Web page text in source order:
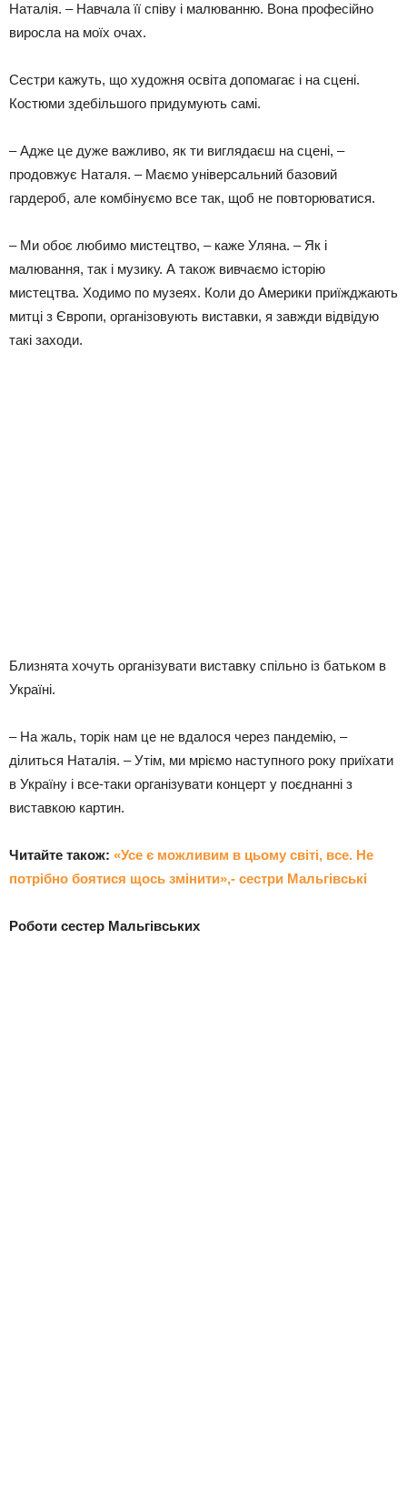
Наталія. – Навчала її співу і малюванню. Вона професійно
виросла на моїх очах.
Сестри кажуть, що художня освіта допомагає і на сцені.
Костюми здебільшого придумують самі.
– Адже це дуже важливо, як ти виглядаєш на сцені, –
продовжує Наталя. – Маємо універсальний базовий
гардероб, але комбінуємо все так, щоб не повторюватися.
– Ми обоє любимо мистецтво, – каже Уляна. – Як і
малювання, так і музику. А також вивчаємо історію
мистецтва. Ходимо по музеях. Коли до Америки приїжджають
митці з Європи, організовують виставки, я завжди відвідую
такі заходи.
Близнята хочуть організувати виставку спільно із батьком в
Україні.
– На жаль, торік нам це не вдалося через пандемію, –
ділиться Наталія. – Утім, ми мріємо наступного року приїхати
в Україну і все-таки організувати концерт у поєднанні з
виставкою картин.
Читайте також: «Усе є можливим в цьому світі, все. Не
потрібно боятися щось змінити»,- сестри Мальгівські
Роботи сестер Мальгівських